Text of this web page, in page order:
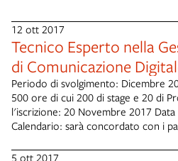
12 ott 2017
Tecnico Esperto nella
di Comunicazione
Periodo di svolgimento: Dicembre 2017 -
500 ore di cui 200 di stage e 20 di Project
l'iscrizione: 20 Novembre 2017 Data di inizio: Dicembre 2017
Calendario: sarà concordato con i
Giovanni in Persiceto (BO) Destinatari: persone residenti o
5 ott 2017